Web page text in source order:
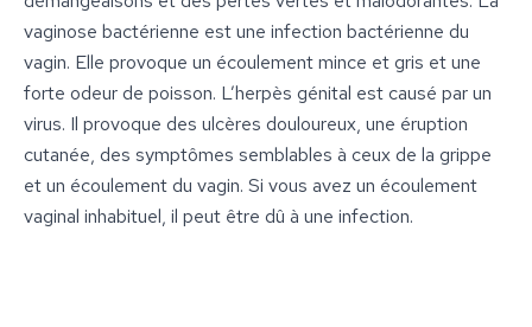
vaginose bactérienne est une infection bactérienne du
vagin. Elle provoque un écoulement mince et gris et une
forte odeur de poisson. L’herpès génital est causé par un
virus. Il provoque des ulcères douloureux, une éruption
cutanée, des symptômes semblables à ceux de la grippe
et un écoulement du vagin. Si vous avez un écoulement
vaginal inhabituel, il peut être dû à une infection.